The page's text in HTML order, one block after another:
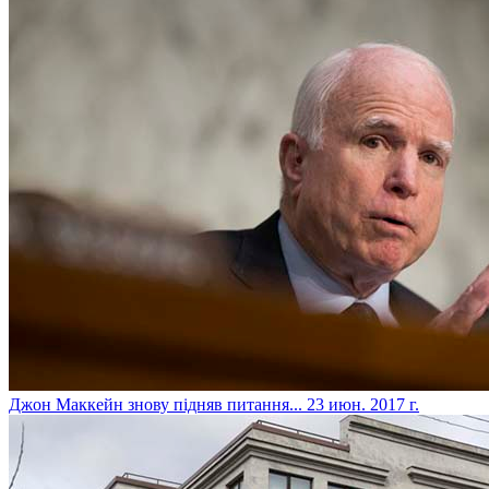
​Джон Маккейн знову підняв питання... 23 июн. 2017 г.